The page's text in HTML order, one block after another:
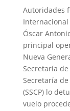
Autoridades
Internacional
Óscar
principal
Nueva
Secretaría
Secretaría
(SSCP) lo
vuelo